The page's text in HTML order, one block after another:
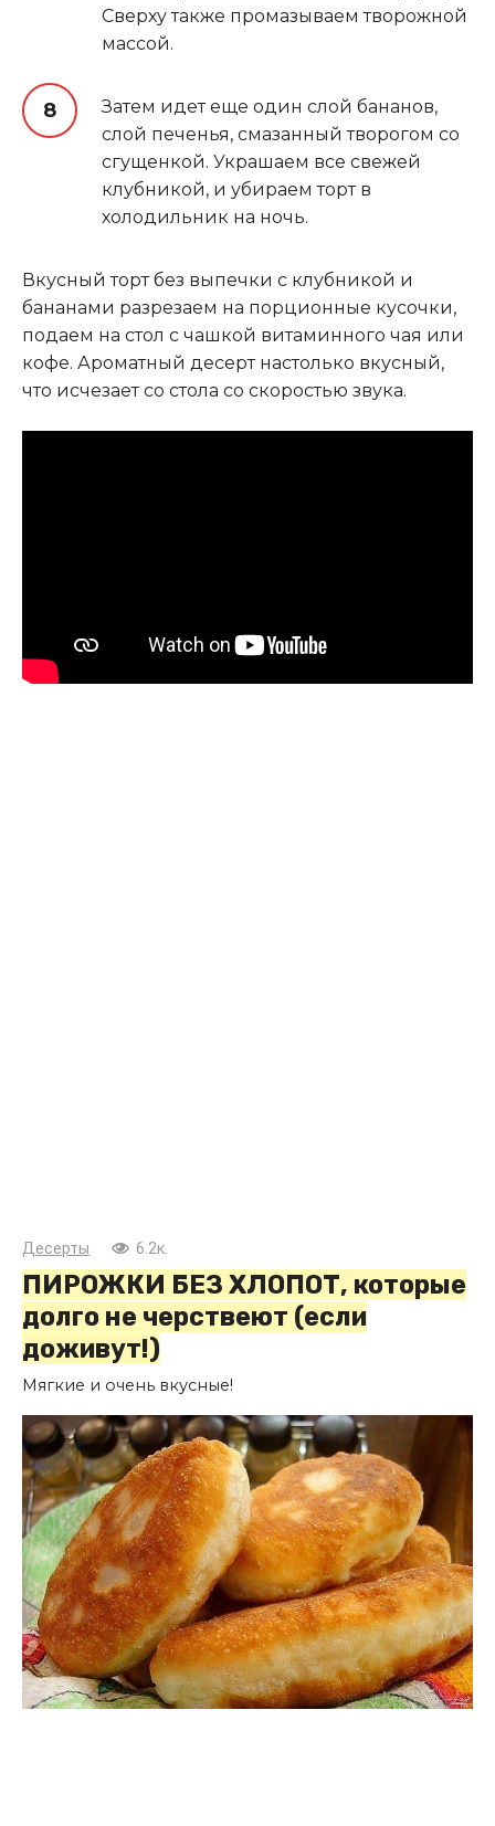
Сверху также промазываем творожной
массой.
Затем идет еще один слой бананов,
слой печенья, смазанный творогом со
сгущенкой. Украшаем все свежей
клубникой, и убираем торт в
холодильник на ночь.
Вкусный торт без выпечки с клубникой и
бананами разрезаем на порционные кусочки,
подаем на стол с чашкой витаминного чая или
кофе. Ароматный десерт настолько вкусный,
что исчезает со стола со скоростью звука.
Десерты 6.2к.
ПИРОЖКИ БЕЗ ХЛОПОТ, которые
долго не черствеют (если
доживут!)
Мягкие и очень вкусные!